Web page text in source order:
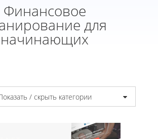
Финансовое
для
начинающих
/ скрыть категории